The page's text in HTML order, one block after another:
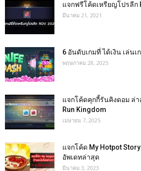
แจกฟรีโค้ดเหรียญโปรลีก
มีนาคม 21, 2021
6 อันดับเกมที่ ได้เงิน เล่นเ
พฤษภาคม 28, 2025
แจกโค้ดคุกกี้รันคิงดอม ล่า
Run Kingdom
เมษายน 7, 2025
แจกโค้ด My Hotpot
อัพเดทล่าสุด
มีนาคม 3, 2023